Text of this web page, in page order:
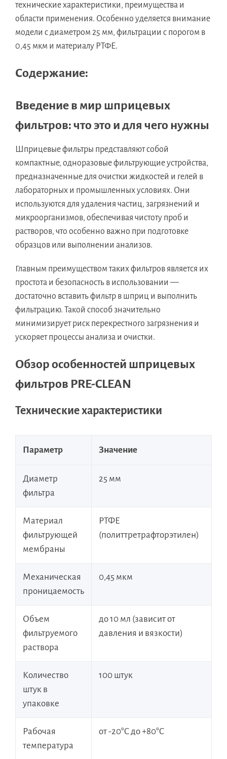
технические характеристики, преимущества и
области применения. Особенно уделяется внимание
модели с диаметром 25 мм, фильтрации с порогом в
0,45 мкм и материалу РТФЕ.
Содержание:
Введение в мир шприцевых
фильтров: что это и для чего нужны
Шприцевые фильтры представляют собой
компактные, одноразовые фильтрующие устройства,
предназначенные для очистки жидкостей и гелей в
лабораторных и промышленных условиях. Они
используются для удаления частиц, загрязнений и
микроорганизмов, обеспечивая чистоту проб и
растворов, что особенно важно при подготовке
образцов или выполнении анализов.
Главным преимуществом таких фильтров является их
простота и безопасность в использовании —
достаточно вставить фильтр в шприц и выполнить
фильтрацию. Такой способ значительно
минимизирует риск перекрестного загрязнения и
ускоряет процессы анализа и очистки.
Обзор особенностей шприцевых
фильтров PRE-CLEAN
Технические характеристики
Параметр Значение
Диаметр
фильтра
25 мм
Материал
фильтрующей
мембраны
РТФЕ
(политтретрафторэтилен)
Механическая
проницаемость
0,45 мкм
Объем
фильтруемого
раствора
до 10 мл (зависит от
давления и вязкости)
Количество
штук в
упаковке
100 штук
Рабочая
температура
от -20°C до +80°C